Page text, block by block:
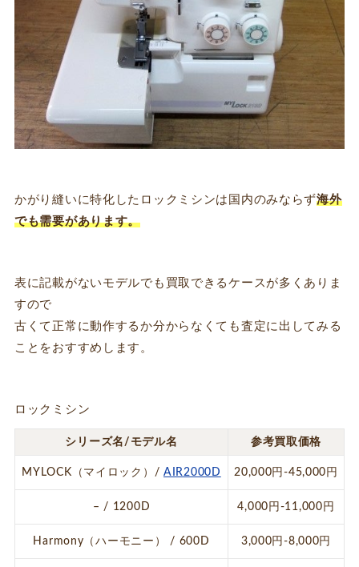
かがり縫いに特化したロックミシンは国内のみならず海外
でも需要があります。
表に記載がないモデルでも買取できるケースが多くありま
すので
古くて正常に動作するか分からなくても査定に出してみる
ことをおすすめします。
ロックミシン
シリーズ名/モデル名 参考買取価格
MYLOCK（マイロック）/AIR2000D 20,000円-45,000円
– / 1200D 4,000円-11,000円
Harmony（ハーモニー） / 600D 3,000円-8,000円